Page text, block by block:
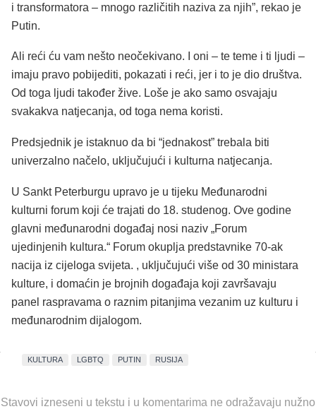
i transformatora – mnogo različitih naziva za njih”, rekao je
Putin.
Ali reći ću vam nešto neočekivano. I oni – te teme i ti ljudi –
imaju pravo pobijediti, pokazati i reći, jer i to je dio društva.
Od toga ljudi također žive. Loše je ako samo osvajaju
svakakva natjecanja, od toga nema koristi.
Predsjednik je istaknuo da bi “jednakost” trebala biti
univerzalno načelo, uključujući i kulturna natjecanja.
U Sankt Peterburgu upravo je u tijeku Međunarodni
kulturni forum koji će trajati do 18. studenog. Ove godine
glavni međunarodni događaj nosi naziv „Forum
ujedinjenih kultura.“ Forum okuplja predstavnike 70-ak
nacija iz cijeloga svijeta. , uključujući više od 30 ministara
kulture, i domaćin je brojnih događaja koji završavaju
panel raspravama o raznim pitanjima vezanim uz kulturu i
međunarodnim dijalogom.
KULTURA LGBTQ PUTIN RUSIJA
Stavovi izneseni u tekstu i u komentarima ne odražavaju nužno